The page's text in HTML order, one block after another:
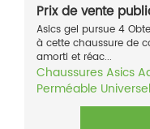
Prix de vente
Asics gel pursue 4
à cette chaussure de
amorti et réac...
ChaussuresAsics
Perméable